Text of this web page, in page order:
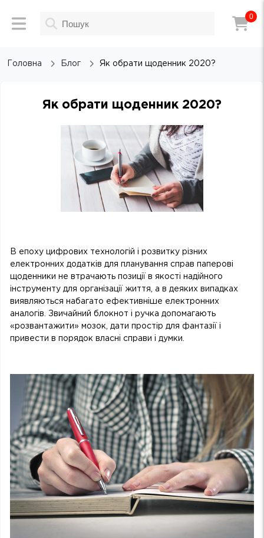
0
Головна Блог Як обрати щоденник 2020?
Як обрати щоденник 2020?
В епоху цифрових технологій і розвитку різних
електронних додатків для планування справ паперові
щоденники не втрачають позиції в якості надійного
інструменту для організації життя, а в деяких випадках
виявляються набагато ефективніше електронних
аналогів. Звичайний блокнот і ручка допомагають
«розвантажити» мозок, дати простір для фантазії і
привести в порядок власні справи і думки.